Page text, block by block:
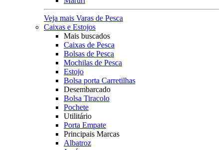
Veja mais Varas de Pesca
Caixas e Estojos
Mais buscados
Caixas de Pesca
Bolsas de Pesca
Mochilas de Pesca
Estojo
Bolsa porta Carretilhas
Desembarcado
Bolsa Tiracolo
Pochete
Utilitário
Porta Empate
Principais Marcas
Albatroz